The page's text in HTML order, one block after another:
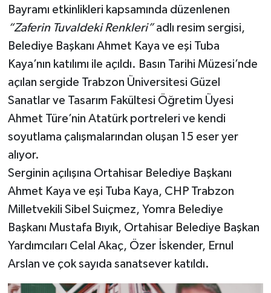
Bayramı etkinlikleri kapsamında düzenlenen
“Zaferin Tuvaldeki Renkleri”adlı resim sergisi,
Belediye Başkanı Ahmet Kaya ve eşi Tuba
Kaya’nın katılımı ile açıldı. Basın Tarihi Müzesi’nde
açılan sergide Trabzon Üniversitesi Güzel
Sanatlar ve Tasarım Fakültesi Öğretim Üyesi
Ahmet Türe’nin Atatürk portreleri ve kendi
soyutlama çalışmalarından oluşan 15 eser yer
alıyor.
Serginin açılışına Ortahisar Belediye Başkanı
Ahmet Kaya ve eşi Tuba Kaya, CHP Trabzon
Milletvekili Sibel Suiçmez, Yomra Belediye
Başkanı Mustafa Bıyık, Ortahisar Belediye Başkan
Yardımcıları Celal Akaç, Özer İskender, Ernul
Arslan ve çok sayıda sanatsever katıldı.